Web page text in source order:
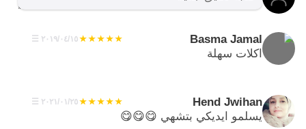
Basma Jamal ١٥‏/٠٤‏/٢٠١٩ ☰
اكلات سهلة
Hend Jwihan ٢٥‏/٠١‏/٢٠٢١ ☰
يسلمو ايديكي بتشهي 😋😋😋